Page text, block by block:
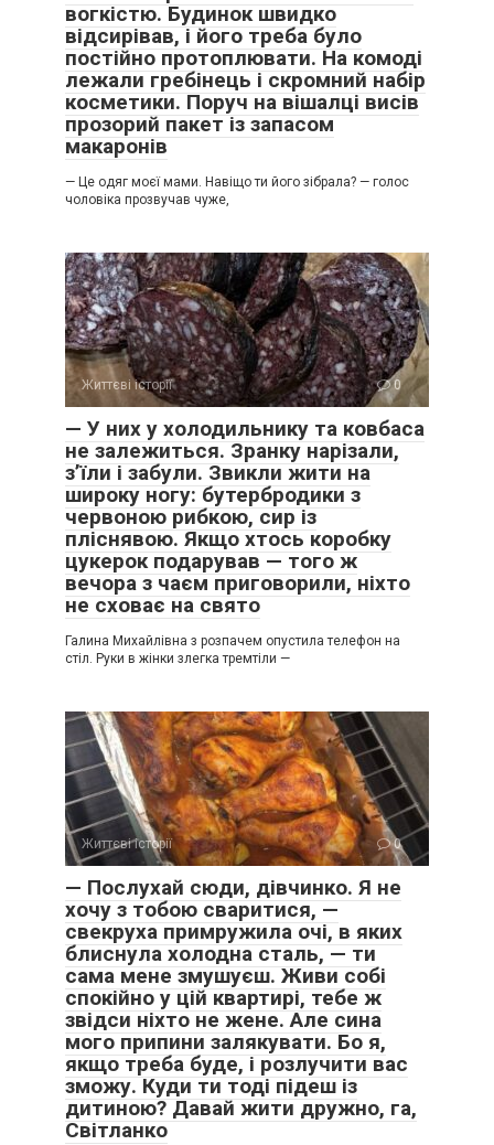
вогкістю. Будинок швидко
відсирівав, і його треба було
постійно протоплювати. На комоді
лежали гребінець і скромний набір
косметики. Поруч на вішалці висів
прозорий пакет із запасом
макаронів
— Це одяг моєї мами. Навіщо ти його зібрала? — голос
чоловіка прозвучав чуже,
Життєві історії 0
— У них у холодильнику та ковбаса
не залежиться. Зранку нарізали,
з’їли і забули. Звикли жити на
широку ногу: бутербродики з
червоною рибкою, сир із
пліснявою. Якщо хтось коробку
цукерок подарував — того ж
вечора з чаєм приговорили, ніхто
не сховає на свято
Галина Михайлівна з розпачем опустила телефон на
стіл. Руки в жінки злегка тремтіли —
Життєві історії 0
— Послухай сюди, дівчинко. Я не
хочу з тобою сваритися, —
свекруха примружила очі, в яких
блиснула холодна сталь, — ти
сама мене змушуєш. Живи собі
спокійно у цій квартирі, тебе ж
звідси ніхто не жене. Але сина
мого припини залякувати. Бо я,
якщо треба буде, і розлучити вас
зможу. Куди ти тоді підеш із
дитиною? Давай жити дружно, га,
Світланко